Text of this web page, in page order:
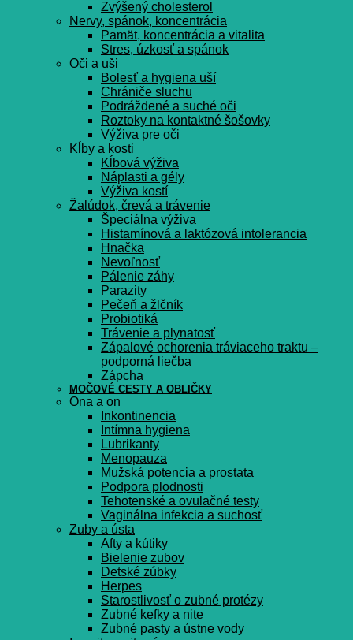
Zvýšený cholesterol
Nervy, spánok, koncentrácia
Pamät, koncentrácia a vitalita
Stres, úzkosť a spánok
Oči a uši
Bolesť a hygiena uší
Chrániče sluchu
Podráždené a suché oči
Roztoky na kontaktné šošovky
Výživa pre oči
Kĺby a kosti
Kĺbová výživa
Náplasti a gély
Výživa kostí
Žalúdok, črevá a trávenie
Špeciálna výživa
Histamínová a laktózová intolerancia
Hnačka
Nevoľnosť
Pálenie záhy
Parazity
Pečeň a žlčník
Probiotiká
Trávenie a plynatosť
Zápalové ochorenia tráviaceho traktu –
podporná liečba
Zápcha
MOČOVÉ CESTY A OBLIČKY
Ona a on
Inkontinencia
Intímna hygiena
Lubrikanty
Menopauza
Mužská potencia a prostata
Podpora plodnosti
Tehotenské a ovulačné testy
Vaginálna infekcia a suchosť
Zuby a ústa
Afty a kútiky
Bielenie zubov
Detské zúbky
Herpes
Starostlivosť o zubné protézy
Zubné kefky a nite
Zubné pasty a ústne vody